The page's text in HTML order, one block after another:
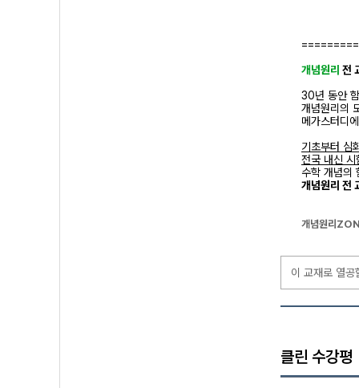
개념원리 전
30년 동안 함
개념원리의
메가스터디
기초부터 심
전국 내신 시
수학 개념의
개념원리 전
개념원리
이 교재로 열
클린 수강평